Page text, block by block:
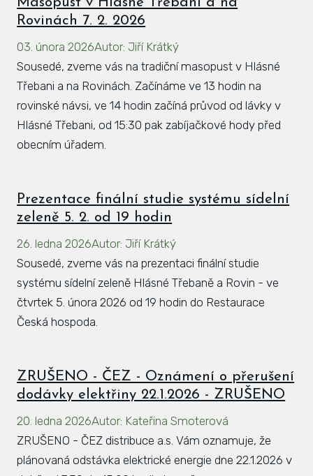
Rovinách 7. 2. 2026
03. února 2026Autor: Jiří Krátký
Sousedé, zveme vás na tradiční masopust v Hlásné
Třebani a na Rovinách. Začínáme ve 13 hodin na
rovinské návsi, ve 14 hodin začíná průvod od lávky v
Hlásné Třebani, od 15:30 pak zabíjačkové hody před
obecním úřadem.
Prezentace finální studie systému sídelní
zeleně 5. 2. od 19 hodin
26. ledna 2026Autor: Jiří Krátký
Sousedé, zveme vás na prezentaci finální studie
systému sídelní zeleně Hlásné Třebaně a Rovin - ve
čtvrtek 5. února 2026 od 19 hodin do Restaurace
Česká hospoda.
ZRUŠENO - ČEZ - Oznámení o přerušení
dodávky elektřiny 22.1.2026 - ZRUŠENO
20. ledna 2026Autor: Kateřina Smoterová
ZRUŠENO - ČEZ distribuce a.s. Vám oznamuje, že
plánovaná odstávka elektrické energie dne 22.1.2026 v